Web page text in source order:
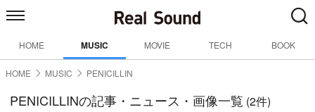
HOME MUSIC MOVIE TECH BOOK
HOME MUSIC PENICILLIN
PENICILLINの記事・ニュース・画像一覧 (2件)